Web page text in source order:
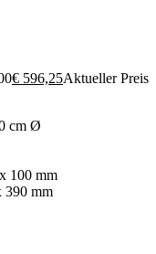
€ 596,25Aktueller Preis
cm Ø
100 mm
390 mm